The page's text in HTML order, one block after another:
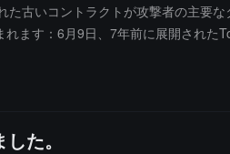
古いコントラクトが攻撃者の主要
ます：6月9日、7年前に展開された
コントラクトを効果的にカバーす
た。